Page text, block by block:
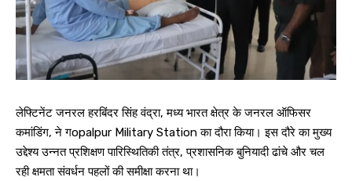
लेफ्टिनेंट जनरल हरबिंदर सिंह वंद्रा, मध्य भारत क्षेत्र के जनरल ऑफिसर
कमांडिंग, ने गopalpur Military Station का दौरा किया। इस दौरे का मुख्य
उद्देश्य उन्नत प्रशिक्षण पारिस्थितिकी तंत्र, प्रशासनिक बुनियादी ढांचे और चल
रही क्षमता संवर्धन पहलों की समीक्षा करना था।